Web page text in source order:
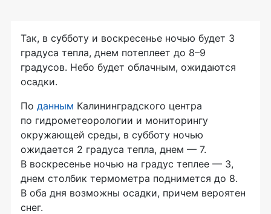
Так, в субботу и воскресенье ночью будет 3
градуса тепла, днем потеплеет до 8–9
градусов. Небо будет облачным, ожидаются
осадки.
По данным Калининградского центра
по гидрометеорологии и мониторингу
окружающей среды, в субботу ночью
ожидается 2 градуса тепла, днем — 7.
В воскресенье ночью на градус теплее — 3,
днем столбик термометра поднимется до 8.
В оба дня возможны осадки, причем вероятен
снег.